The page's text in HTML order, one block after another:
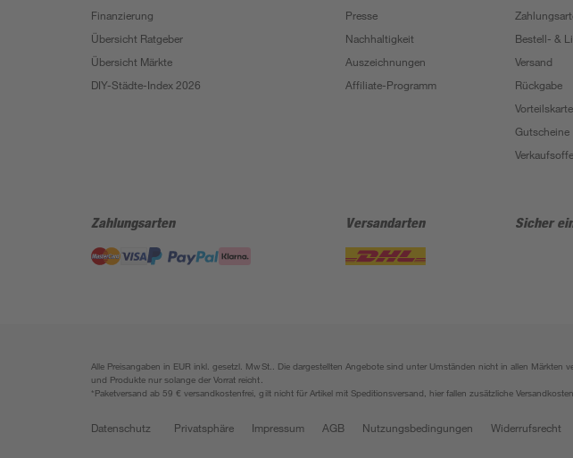
Finanzierung
Übersicht Ratgeber
Übersicht Märkte
DIY-Städte-Index 2026
Presse
Nachhaltigkeit
Auszeichnungen
Affiliate-Programm
Bestell- &
Versand
Rückgabe
Vorteilskarte
Gutscheine
Zahlungsarten Versandarten Sicher
Alle Preisangaben in EUR inkl. gesetzl. MwSt.. Die dargestellten Angebote sind unter Umständen nicht in allen
und Produkte nur solange der Vorrat reicht.
*Paketversand ab 59 € versandkostenfrei, gilt nicht für Artikel mit Speditionsversand, hier fallen zusätzliche
Datenschutz Privatsphäre Impressum AGB Nutzungsbedingungen Widerrufsrecht